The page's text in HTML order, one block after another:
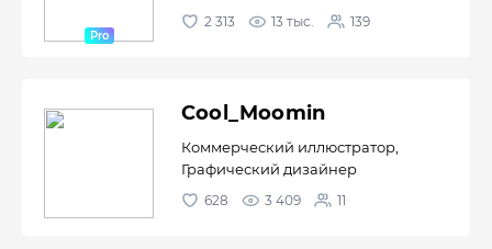
2 313 13 тыс. 139
Cool_Moomin
Коммерческий иллюстратор,
Графический дизайнер
628 3 409 11